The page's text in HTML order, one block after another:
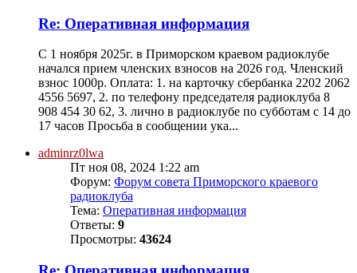
Re: Оперативная информация
С 1 ноября 2025г. в Приморском краевом радиоклубе
начался прием членских взносов на 2026 год. Членский
взнос 1000р. Оплата: 1. на карточку сбербанка 2202 2062
4556 5697, 2. по телефону председателя радиоклуба 8
908 454 30 62, 3. лично в радиоклубе по субботам с 14 до
17 часов Просьба в сообщении ука...
adminrz0lwa
Пт ноя 08, 2024 1:22 am
Форум: Форум совета Приморского краевого
радиоклуба
Тема: Оперативная информация
Ответы: 9
Просмотры: 43624